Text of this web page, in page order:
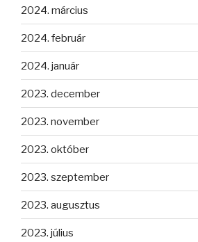
2024. március
2024. február
2024. január
2023. december
2023. november
2023. október
2023. szeptember
2023. augusztus
2023. július